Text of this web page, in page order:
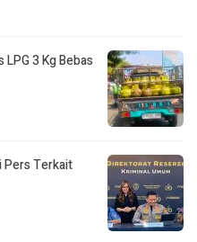
3 Kg Bebas
Pers Terkait